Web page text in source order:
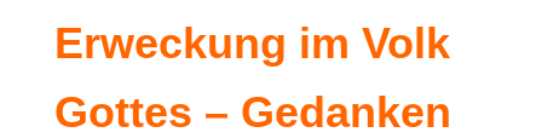
Erweckung im Volk
Gottes – Gedanken